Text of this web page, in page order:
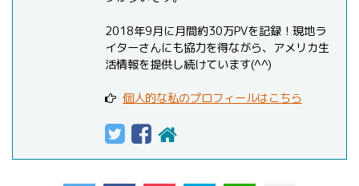
2018年9月に月間約30万PVを記録！現地ラ
イターさんにも協力を得ながら、アメリカ生
活情報を提供し続けています(^^)
個人的な私のプロフィールはこちら